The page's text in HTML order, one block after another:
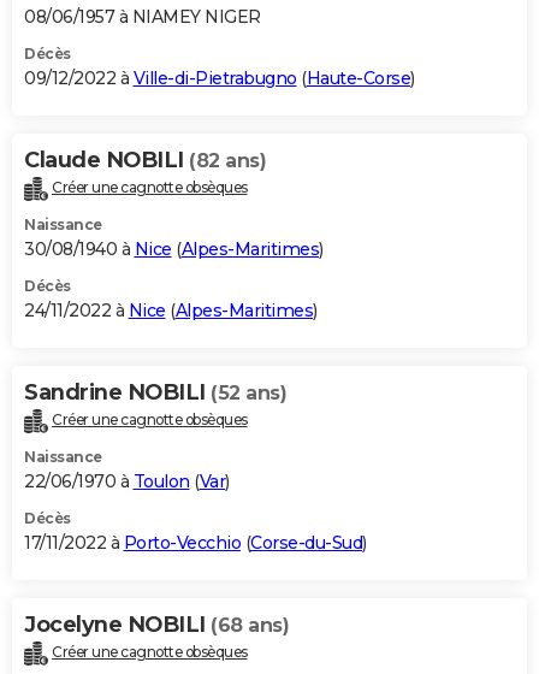
08/06/1957 à NIAMEY NIGER
Décès
09/12/2022 à Ville-di-Pietrabugno (Haute-Corse)
Claude NOBILI (82 ans)
Créer une cagnotte obsèques
Naissance
30/08/1940 à Nice (Alpes-Maritimes)
Décès
24/11/2022 à Nice (Alpes-Maritimes)
Sandrine NOBILI (52 ans)
Créer une cagnotte obsèques
Naissance
22/06/1970 à Toulon (Var)
Décès
17/11/2022 à Porto-Vecchio (Corse-du-Sud)
Jocelyne NOBILI (68 ans)
Créer une cagnotte obsèques